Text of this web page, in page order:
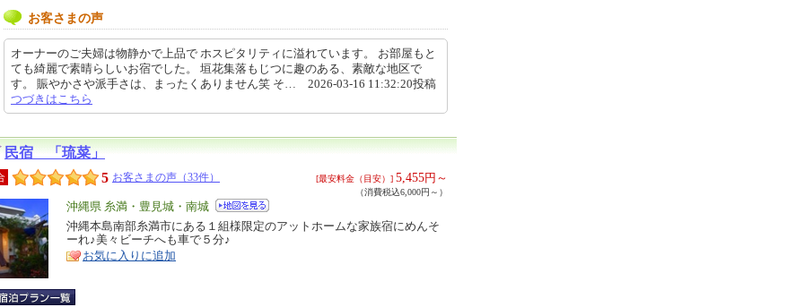
お客さまの声
オーナーのご夫婦は物静かで上品で ホスピタリティに溢れています。 お部屋もと
ても綺麗で素晴らしいお宿でした。 垣花集落もじつに趣のある、素敵な地区で
す。 賑やかさや派手さは、まったくありません笑 そ… 2026-03-16 11:32:20投稿
つづきはこちら
民宿 「琉菜」
5 お客さまの声（33件） [最安料金（目安）] 5,455円～
（消費税込6,000円～）
エ
リ
ア
沖縄県 糸満・豊見城・南城
特
徴
沖縄本島南部糸満市にある１組様限定のアットホームな家族宿にめんそ
ーれ♪美々ビーチへも車で５分♪
お気に入りに追加